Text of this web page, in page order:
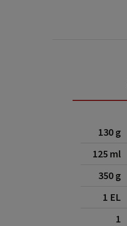
130 g
125 ml
350 g
1 EL
1